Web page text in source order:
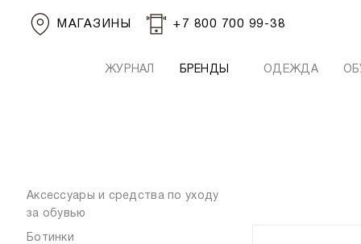
МАГАЗИНЫ +7 800 700 99-38
ЖУРНАЛ БРЕНДЫ ОДЕЖДА
Аксессуары и средства по уходу
за обувью
Ботинки